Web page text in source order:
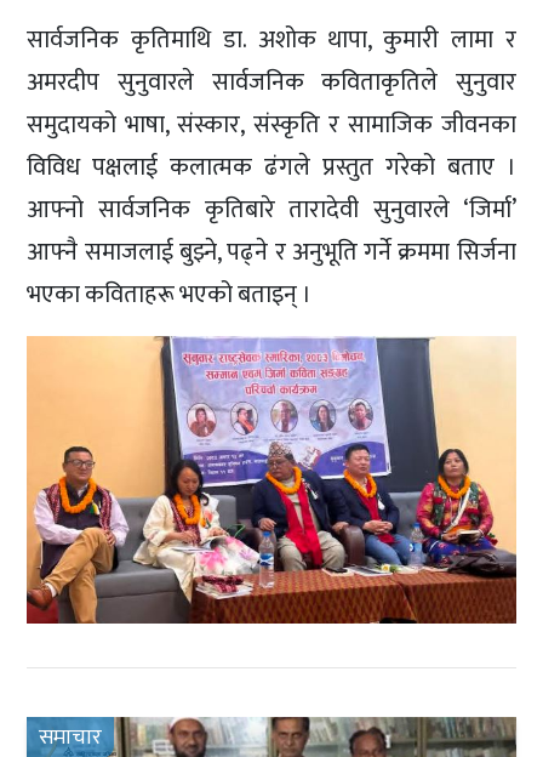
सार्वजनिक कृतिमाथि डा. अशोक थापा, कुमारी लामा र
अमरदीप सुनुवारले सार्वजनिक कविताकृतिले सुनुवार
समुदायको भाषा, संस्कार, संस्कृति र सामाजिक जीवनका
विविध पक्षलाई कलात्मक ढंगले प्रस्तुत गरेको बताए ।
आफ्नो सार्वजनिक कृतिबारे तारादेवी सुनुवारले ‘जिर्मा’
आफ्नै समाजलाई बुझ्ने, पढ्ने र अनुभूति गर्ने क्रममा सिर्जना
भएका कविताहरू भएको बताइन् ।
समाचार